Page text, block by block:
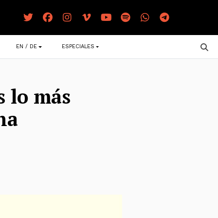
EN / DE ESPECIALES
lo más